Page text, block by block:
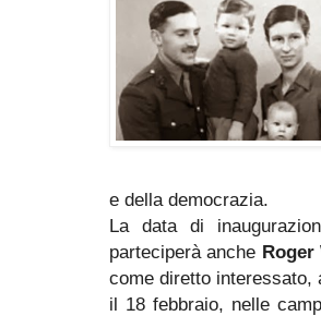
e della democrazia.
La data di
parteciperà anche Roger
come diretto
il 18 febbraio, nelle